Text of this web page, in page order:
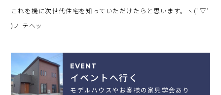
これを機に次世代住宅を知っていただけたらと思います。ヽ(‘ ▽‘
)ノ テヘッ
EVENT
イベントへ行く
モデルハウスやお客様の家見学会あり